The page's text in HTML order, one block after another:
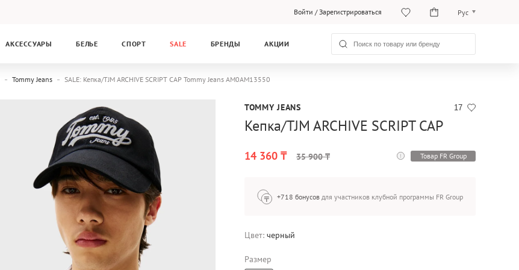
Войти /Зарегистрироваться Рус
Қаз
АКСЕССУАРЫ БЕЛЬЕ СПОРТ SALE БРЕНДЫ АКЦИИ
Tommy Jeans SALE: Кепка/TJM ARCHIVE SCRIPT CAP Tommy Jeans AM0AM13550
17
TOMMY JEANS
Кепка/TJM ARCHIVE SCRIPT CAP
14 360 ₸ 35 900 ₸ Товар FR Group
+718 бонусов для участников клубной программы FR Group
Цвет: черный
Размер